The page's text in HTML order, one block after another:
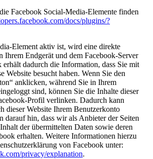
Facebook Social-Media-Elemente finden
docs/plugins/?
Element aktiv ist, wird eine direkte
Ihrem Endgerät und dem Facebook-Server
erhält dadurch die Information, dass Sie mit
Website besucht haben. Wenn Sie den
anklicken, während Sie in Ihrem
sind, können Sie die Inhalte dieser
Profil verlinken. Dadurch kann
dieser Website Ihrem Benutzerkonto
darauf hin, dass wir als Anbieter der Seiten
der übermittelten Daten sowie deren
erhalten. Weitere Informationen hierzu
von Facebook unter:
privacy/explanation.